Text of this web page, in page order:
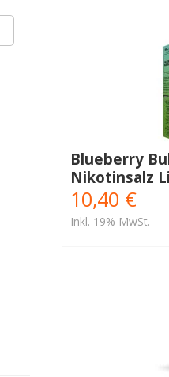
Blueberry
Nikotinsalz
10,40 €
Inkl. 19% MwSt.